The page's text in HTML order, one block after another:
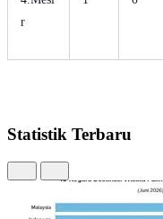
r
Statistik Terbaru